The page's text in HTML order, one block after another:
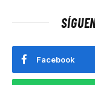
Facebook